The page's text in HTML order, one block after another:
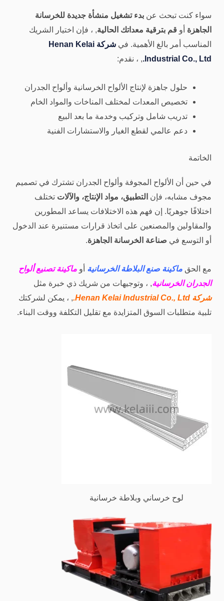
سواء كنت تبحث عن بدء تشغيل منشأة جديدة للخرسانة
الجاهزة أو قم بترقية معداتك الحالية, ، فإن اختيار الشريك
المناسب أمر بالغ الأهمية. في
شركة Henan Kelai
Industrial Co., Ltd. , ، نقدم:
حلول جاهزة لإنتاج الألواح الخرسانية وألواح الجدران
تخصيص المعدات لمختلف المناخات والمواد الخام
تدريب شامل وتركيب وخدمة ما بعد البيع
دعم عالمي لقطع الغيار والاستشارات الفنية
الخاتمة
في حين أن الألواح المجوفة وألواح الجدران تشترك في تصميم
مجوف مشابه، فإن التطبيق، مواد الإنتاج، والآلات تختلف
اختلافًا جوهريًا. إن فهم هذه الاختلافات يساعد المطورين
والمقاولين والمصنعين على اتخاذ قرارات مستنيرة عند الدخول
أو التوسع في صناعة الخرسانة الجاهزة.
مع الحق ماكينة صنع البلاطة الخرسانية أو ماكينة تصنيع ألواح
الجدران الخرسانية, ، وتوجيهات من شريك ذي خبرة مثل
شركة Henan Kelai Industrial Co., Ltd.
, ، يمكن لشركتك
تلبية متطلبات السوق المتزايدة مع تقليل التكلفة ووقت البناء.
لوح خرساني وبلاطة خرسانية